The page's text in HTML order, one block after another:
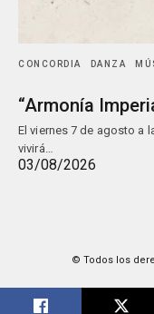
CONCORDIA DANZA
“Armonía
El viernes 7 de agosto a
vivirá…
03/08/2026
© Todos los